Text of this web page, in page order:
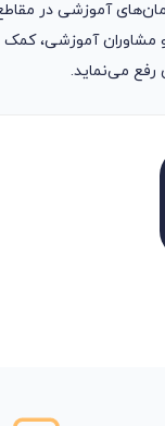
آموزشی در
مشاوران آموزشی،
رفع می‌نماید.